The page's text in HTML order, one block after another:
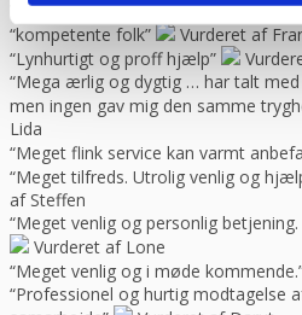
Vurderet af Ani Hof
“kompetente folk”
Vurderet af
“Lynhurtigt og proff hjælp”
“Mega ærlig og dygtig … har talt
men ingen gav mig den samme
Lida
“Meget flink service kan varmt
“Meget tilfreds. Utrolig venlig og
af Steffen
“Meget venlig og personlig
Vurderet af Lone
“Meget venlig og i møde
“Professionel og hurtig modtagelse